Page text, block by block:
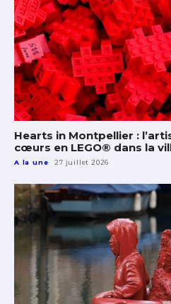
Hearts in Montpellier :
cœurs en LEGO® dans la
A la une 27 juillet 2026